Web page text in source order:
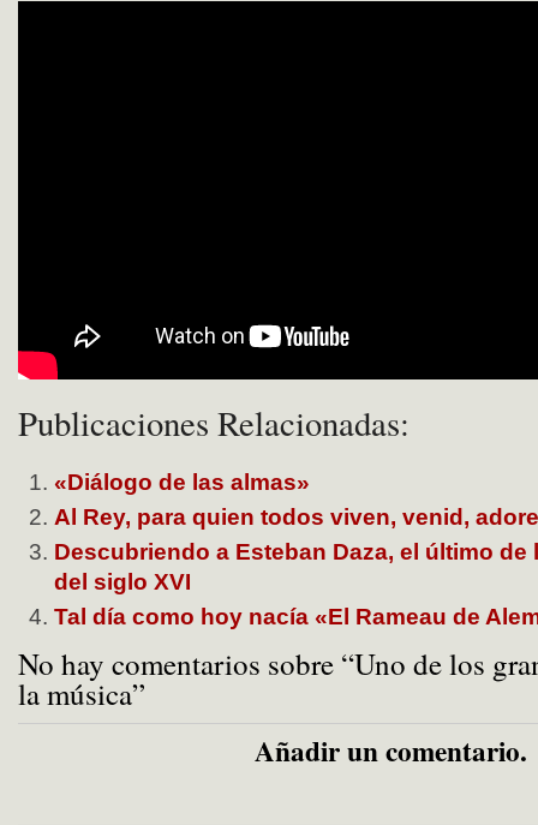
Publicaciones Relacionadas:
«Diálogo de las almas»
Al Rey, para quien todos viven, venid,
Descubriendo a Esteban Daza, el último
del siglo XVI
Tal día como hoy nacía «El Rameau de
No hay comentarios sobre “Uno de los
la música”
Añadir un comentario.